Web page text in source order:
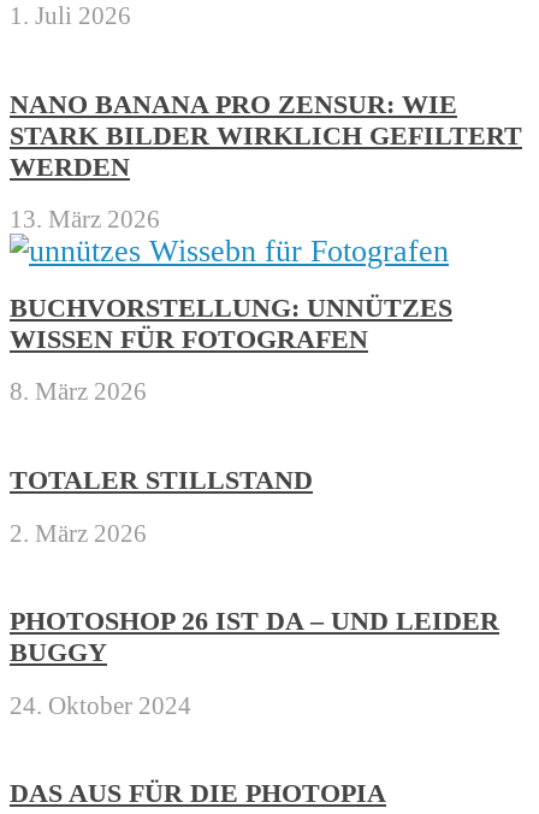
1. Juli 2026
NANO BANANA PRO ZENSUR: WIE
STARK BILDER WIRKLICH GEFILTERT
WERDEN
13. März 2026
BUCHVORSTELLUNG: UNNÜTZES
WISSEN FÜR FOTOGRAFEN
8. März 2026
TOTALER STILLSTAND
2. März 2026
PHOTOSHOP 26 IST DA – UND LEIDER
BUGGY
24. Oktober 2024
DAS AUS FÜR DIE PHOTOPIA